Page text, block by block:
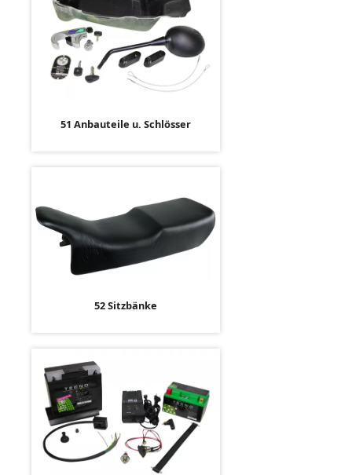
51 Anbauteile u. Schlösser
52 Sitzbänke